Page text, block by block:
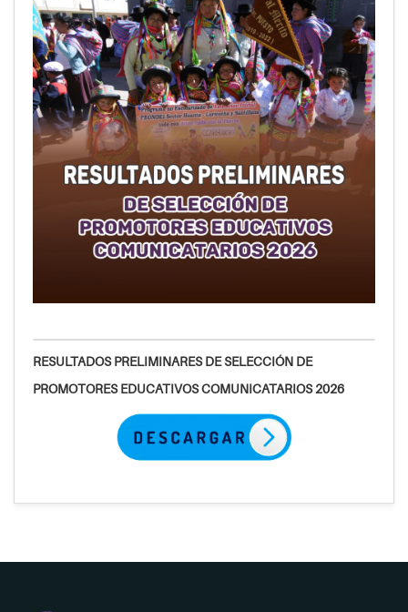
RESULTADOS PRELIMINARES DE SELECCIÓN DE
PROMOTORES EDUCATIVOS COMUNICATARIOS 2026